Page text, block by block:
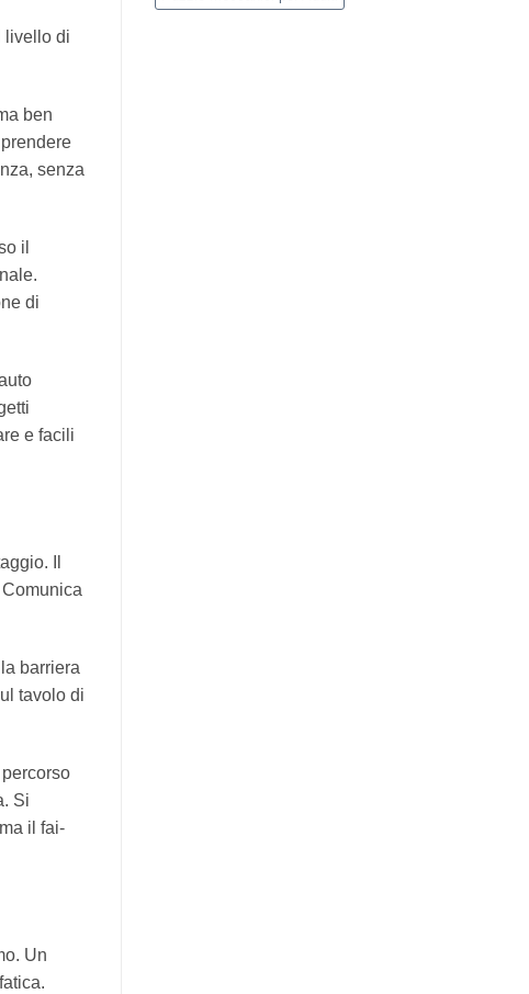
livello di
ben
senza
il
di
e facili
Il
barriera
tavolo di
Si
il fai-
Un